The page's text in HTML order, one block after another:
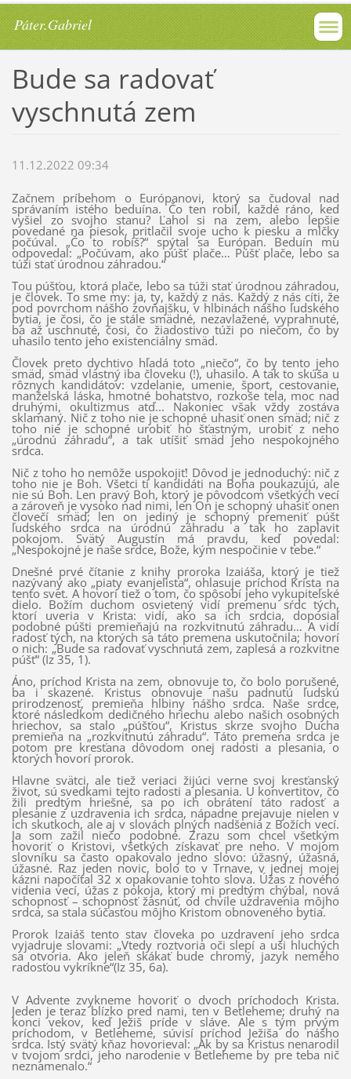
Páter.Gabriel
Bude sa radovať
vyschnutá zem
11.12.2022 09:34
Začnem príbehom o Európanovi, ktorý sa čudoval nad
správaním istého beduína. Čo ten robil, každé ráno, keď
vyšiel zo svojho stanu? Ľahol si na zem, alebo lepšie
povedané na piesok, pritlačil svoje ucho k piesku a mlčky
počúval. „Čo to robíš?“ spýtal sa Európan. Beduín mu
odpovedal: „Počúvam, ako púšť plače… Púšť plače, lebo sa
túži stať úrodnou záhradou.“
Tou púšťou, ktorá plače, lebo sa túži stať úrodnou záhradou,
je človek. To sme my: ja, ty, každý z nás. Každý z nás cíti, že
pod povrchom nášho zovňajšku, v hlbinách nášho ľudského
bytia, je čosi, čo je stále smädné, nezavlažené, vyprahnuté,
ba až uschnuté, čosi, čo žiadostivo túži po niečom, čo by
uhasilo tento jeho existenciálny smäd.
Človek preto dychtivo hľadá toto „niečo“, čo by tento jeho
smäd, smäd vlastný iba človeku (!), uhasilo. A tak to skúša u
rôznych kandidátov: vzdelanie, umenie, šport, cestovanie,
manželská láska, hmotné bohatstvo, rozkoše tela, moc nad
druhými, okultizmus atď... Nakoniec však vždy zostáva
sklamaný. Nič z toho nie je schopné uhasiť onen smäd; nič z
toho nie je schopné urobiť ho šťastným, urobiť z neho
„úrodnú záhradu“, a tak utíšiť smäd jeho nespokojného
srdca.
Nič z toho ho nemôže uspokojiť! Dôvod je jednoduchý: nič z
toho nie je Boh. Všetci tí kandidáti na Boha poukazujú, ale
nie sú Boh. Len pravý Boh, ktorý je pôvodcom všetkých vecí
a zároveň je vysoko nad nimi, len On je schopný uhasiť onen
človečí smäd; len on jediný je schopný premeniť púšť
ľudského srdca na úrodnú záhradu a tak ho zaplaviť
pokojom. Svätý Augustín má pravdu, keď povedal:
„Nespokojné je naše srdce, Bože, kým nespočinie v tebe.“
Dnešné prvé čítanie z knihy proroka Izaiáša, ktorý je tiež
nazývaný ako „piaty evanjelista“, ohlasuje príchod Krista na
tento svet. A hovorí tiež o tom, čo spôsobí jeho vykupiteľské
dielo. Božím duchom osvietený vidí premenu sŕdc tých,
ktorí uveria v Krista: vidí, ako sa ich srdcia, doposiaľ
podobné púšti premieňajú na rozkvitnutú záhradu… A vidí
radosť tých, na ktorých sa táto premena uskutočnila; hovorí
o nich: „Bude sa radovať vyschnutá zem, zaplesá a rozkvitne
púšť“ (Iz 35, 1).
Áno, príchod Krista na zem, obnovuje to, čo bolo porušené,
ba i skazené. Kristus obnovuje našu padnutú ľudskú
prirodzenosť, premieňa hlbiny nášho srdca. Naše srdce,
ktoré následkom dedičného hriechu alebo našich osobných
hriechov, sa stalo „púšťou“, Kristus skrze svojho Ducha
premieňa na „rozkvitnutú záhradu“. Táto premena srdca je
potom pre kresťana dôvodom onej radosti a plesania, o
ktorých hovorí prorok.
Hlavne svätci, ale tiež veriaci žijúci verne svoj kresťanský
život, sú svedkami tejto radosti a plesania. U konvertitov, čo
žili predtým hriešne, sa po ich obrátení táto radosť a
plesanie z uzdravenia ich srdca, nápadne prejavuje nielen v
ich skutkoch, ale aj v slovách plných nadšenia z Božích vecí.
Ja som zažil niečo podobné. Zrazu som chcel všetkým
hovoriť o Kristovi, všetkých získavať pre neho. V mojom
slovníku sa často opakovalo jedno slovo: úžasný, úžasná,
úžasné. Raz jeden novic, bolo to v Trnave, v jednej mojej
kázni napočítal 32 x opakovanie tohto slova. Úžas z nového
videnia vecí, úžas z pokoja, ktorý mi predtým chýbal, nová
schopnosť – schopnosť žasnúť, od chvíle uzdravenia môjho
srdca, sa stala súčasťou môjho Kristom obnoveného bytia.
Prorok Izaiáš tento stav človeka po uzdravení jeho srdca
vyjadruje slovami: „Vtedy roztvoria oči slepí a uši hluchých
sa otvoria. Ako jeleň skákať bude chromý, jazyk nemého
radosťou vykríkne“(Iz 35, 6a).
V Advente zvykneme hovoriť o dvoch príchodoch Krista.
Jeden je teraz blízko pred nami, ten v Betleheme; druhý na
konci vekov, keď Ježiš príde v sláve. Ale s tým prvým
príchodom, v Betleheme, súvisí príchod Ježiša do nášho
srdca. Istý svätý kňaz hovorieval: „Ak by sa Kristus nenarodil
v tvojom srdci, jeho narodenie v Betleheme by pre teba nič
neznamenalo.“